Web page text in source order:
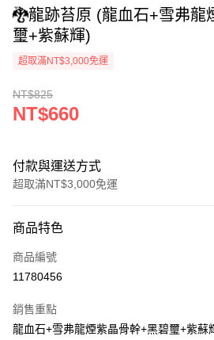
🐉龍跡苔原 (龍血石+雪弗龍
璽+紫蘇輝)
超取滿NT$3,000免運
NT$825
NT$660
付款與運送方式
超取滿NT$3,000免運
信用卡一次付款
超商取貨付款
Apple Pay
商品特色
商品編號
11780456
銷售重點
龍血石+雪弗龍煙紫晶骨幹+黑碧璽+紫蘇